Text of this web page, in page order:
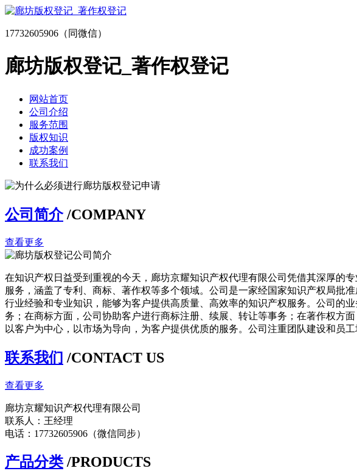
17732605906（同微信）
廊坊版权登记_著作权登记
网站首页
公司介绍
服务范围
版权知识
成功案例
联系我们
公司简介/COMPANY
查看更多
在知识产权日益受到重视的今天，廊坊京耀知识产权代理有限公司凭借其深厚的
服务，涵盖了专利、商标、著作权等多个领域。公司是一家经国家知识产权局批
行业经验和专业知识，能够为客户提供高质量、高效率的知识产权服务。公司的
务；在商标方面，公司协助客户进行商标注册、续展、转让等事务；在著作权方
以客户为中心，以市场为导向，为客户提供优质的服务。公司注重团队建设和员
联系我们 /CONTACT US
查看更多
廊坊京耀知识产权代理有限公司
联系人：王经理
电话：17732605906（微信同步）
产品分类 /PRODUCTS